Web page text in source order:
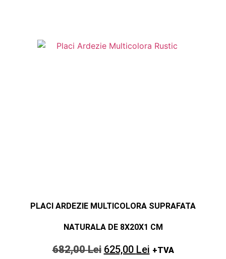
PLACI ARDEZIE MULTICOLORA SUPRAFATA
NATURALA DE 8X20X1 CM
682,00Lei 625,00 Lei +TVA